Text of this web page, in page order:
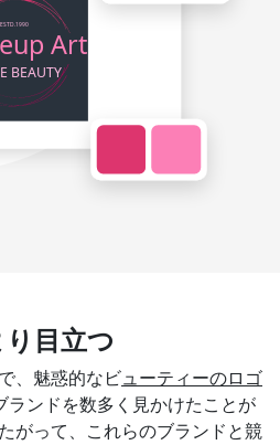
目立つ
、魅惑的なビ ューティーのロゴ
ランドを数多く見かけたことが
がって、これらのブランドと競